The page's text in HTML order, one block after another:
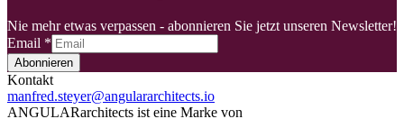
Nie mehr etwas verpassen - abonnieren Sie jetzt unseren Newsletter!
Email *
Abonnieren
Kontakt
manfred.steyer@angulararchitects.io
ANGULARarchitects ist eine Marke von